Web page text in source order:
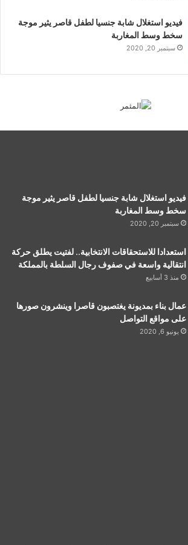
فيديو استغلال شابة جنسيا لطفل قاصر يثير موجة
سخط وسط المغاربة
سبتمبر 20, 2020
فيديو استغلال شابة جنسيا لطفل قاصر يثير موجة
سخط وسط المغاربة
سبتمبر 20, 2020
استعدادا للاستحقاقات الانتخابية.. لفتيت يطلق حركة
انتقالية واسعة في صفوف رجال السلطة بالمملكة
منذ 3 أسابيع
عمال بناء بمديونة يغتصبون قاصرا وينشرون صورها
على مواقع التواصل
يونيو 6, 2020